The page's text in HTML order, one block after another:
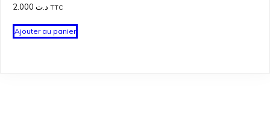
د.ت TTC
Ajouter au panier